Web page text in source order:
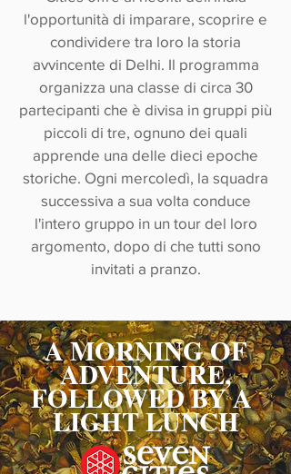
l'opportunità di imparare, scoprire e
condividere tra loro la storia
avvincente di Delhi. Il programma
organizza una classe di circa 30
partecipanti che è divisa in gruppi più
piccoli di tre, ognuno dei quali
apprende una delle dieci epoche
storiche. Ogni mercoledì, la squadra
successiva a sua volta conduce
l'intero gruppo in un tour del loro
argomento, dopo di che tutti sono
invitati a pranzo.
A MORNING OF
ADVENTURE,
FOLLOWED BY A
LIGHT LUNCH